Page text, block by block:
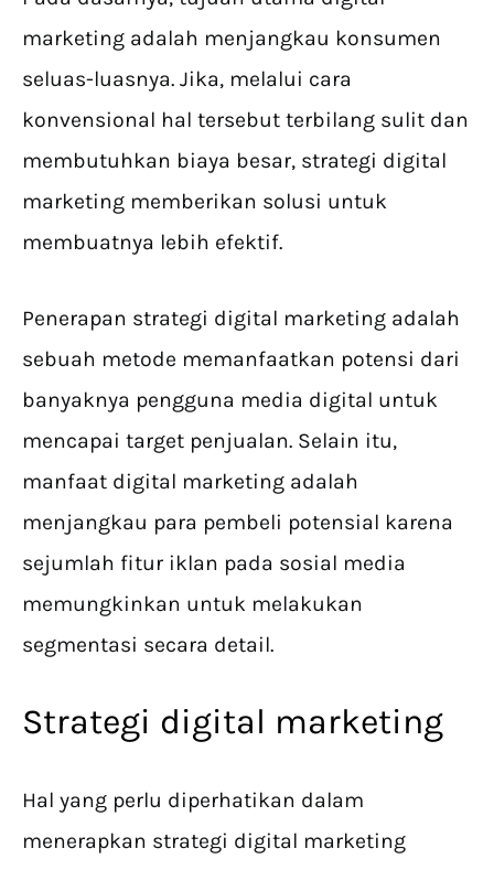
marketing adalah menjangkau konsumen
seluas-luasnya. Jika, melalui cara
konvensional hal tersebut terbilang sulit dan
membutuhkan biaya besar, strategi digital
marketing memberikan solusi untuk
membuatnya lebih efektif.
Penerapan strategi digital marketing adalah
sebuah metode memanfaatkan potensi dari
banyaknya pengguna media digital untuk
mencapai target penjualan. Selain itu,
manfaat digital marketing adalah
menjangkau para pembeli potensial karena
sejumlah fitur iklan pada sosial media
memungkinkan untuk melakukan
segmentasi secara detail.
Strategi digital marketing
Hal yang perlu diperhatikan dalam
menerapkan strategi digital marketing